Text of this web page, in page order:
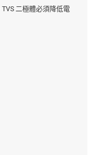
二極體必須降低電